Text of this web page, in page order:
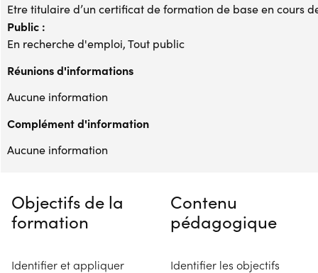
Etre titulaire d’un certificat de formation de base en cours
Public :
En recherche d'emploi, Tout public
Réunions d'informations
Aucune information
Complément d'information
Aucune information
Objectifs de la
formation
Identifier et appliquer
Contenu
pédagogique
Identifier les objectifs